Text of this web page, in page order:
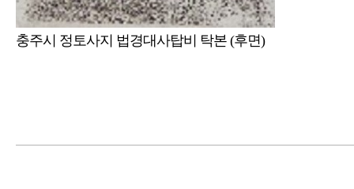
충주시 정토사지 법경대사탑비 탁본 (후면)